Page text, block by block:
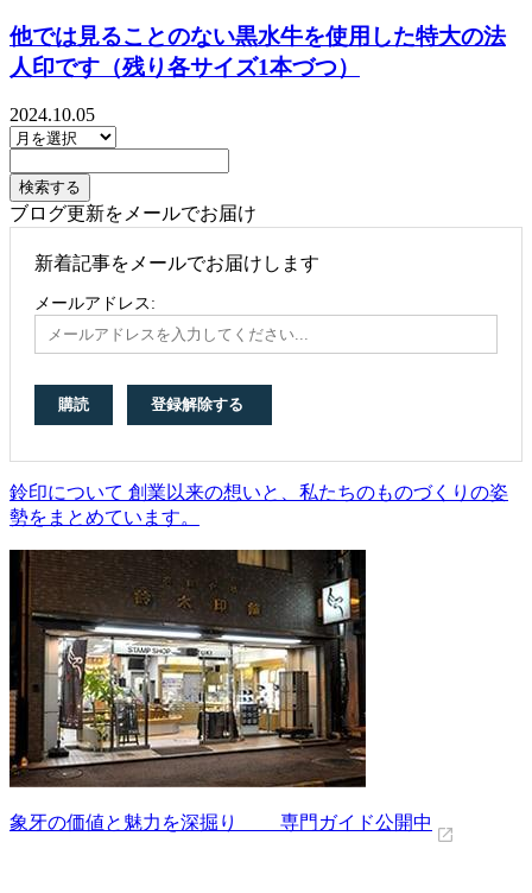
他では見ることのない黒水牛を使用した特大の法
人印です（残り各サイズ1本づつ）
2024.10.05
ブログ更新をメールでお届け
新着記事をメールでお届けします
メールアドレス:
鈴印について 創業以来の想いと、私たちのものづくりの姿
勢をまとめています。
象牙の価値と魅力を深掘り 専門ガイド公開中